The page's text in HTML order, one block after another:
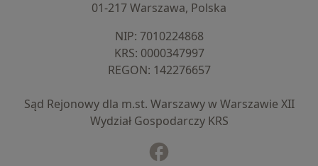
01-217 Warszawa, Polska
NIP: ⁠7010224868
KRS: ⁠0000347997
REGON: ⁠142276657
Sąd Rejonowy dla m.st. Warszawy w Warszawie XII
Wydział Gospodarczy KRS